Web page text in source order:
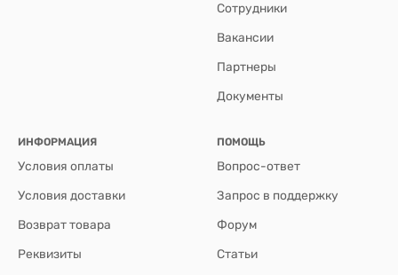
Сотрудники
Вакансии
Партнеры
Документы
ИНФОРМАЦИЯ
Условия оплаты
Условия доставки
Возврат товара
Реквизиты
ПОМОЩЬ
Вопрос-ответ
Запрос в поддержку
Форум
Статьи